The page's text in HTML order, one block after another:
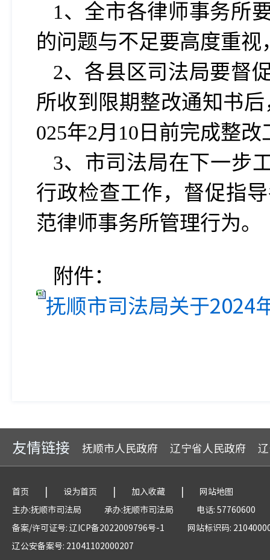
1、全市各律师事务所
的问题与不足要高度重
2、各县区司法局要督
所收到限期整改通知书
025年2月10日前完成整改
3、 市司法局在下一步
行政检查工作，督促指
范律师事务所管理行为。
附件：
抚顺市司法局关于2024
友情链接 抚顺市人民政府 辽宁省人民政府
首页 | 设为首页 | 加入收藏 |
网站地图
主办:抚顺市司法局
承办:抚顺市司法局
电话: 57760600
备案/许可证号: 辽ICP备2022009796号-1
网站标识码:
辽公安备案号: 21041102000207